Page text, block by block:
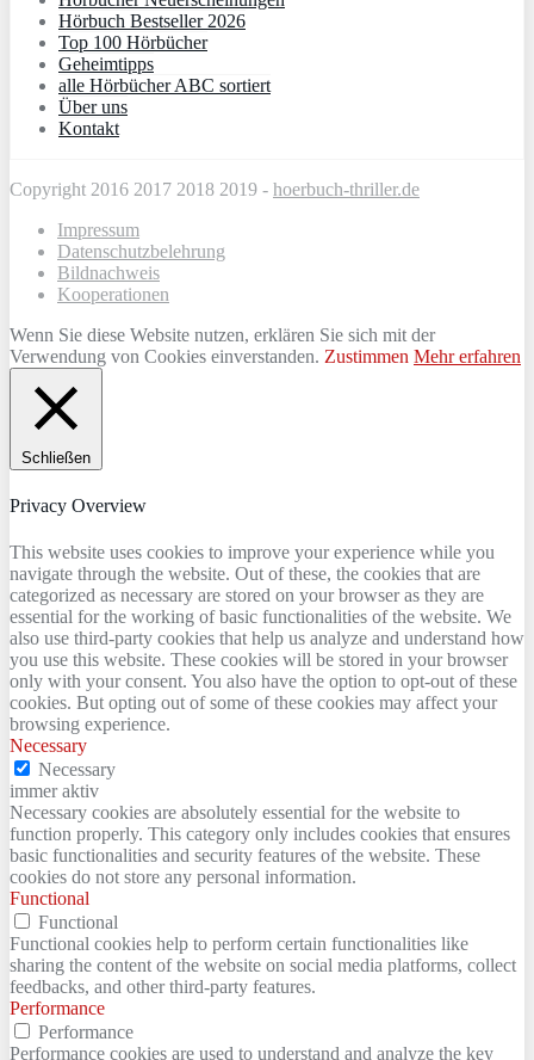
Hörbuch Bestseller 2026
Top 100 Hörbücher
Geheimtipps
alle Hörbücher ABC sortiert
Über uns
Kontakt
Copyright 2016 2017 2018 2019 - hoerbuch-thriller.de
Impressum
Datenschutzbelehrung
Bildnachweis
Kooperationen
Wenn Sie diese Website nutzen, erklären Sie sich mit der
Verwendung von Cookies einverstanden. Zustimmen Mehr erfahren
Schließen
Privacy Overview
This website uses cookies to improve your experience while you
navigate through the website. Out of these, the cookies that are
categorized as necessary are stored on your browser as they are
essential for the working of basic functionalities of the website. We
also use third-party cookies that help us analyze and understand how
you use this website. These cookies will be stored in your browser
only with your consent. You also have the option to opt-out of these
cookies. But opting out of some of these cookies may affect your
browsing experience.
Necessary
Necessary
immer aktiv
Necessary cookies are absolutely essential for the website to
function properly. This category only includes cookies that ensures
basic functionalities and security features of the website. These
cookies do not store any personal information.
Functional
Functional
Functional cookies help to perform certain functionalities like
sharing the content of the website on social media platforms, collect
feedbacks, and other third-party features.
Performance
Performance
Performance cookies are used to understand and analyze the key